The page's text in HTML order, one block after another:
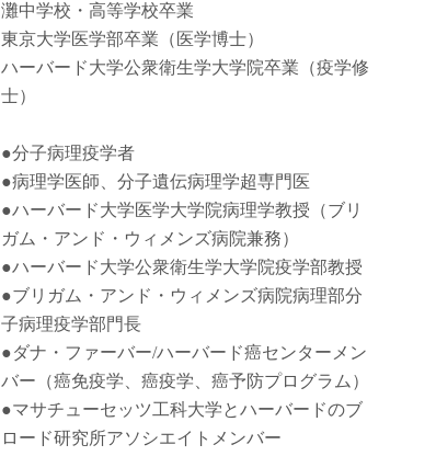
灘中学校・高等学校卒業
東京大学医学部卒業（医学博士）
ハーバード大学公衆衛生学大学院卒業（疫学修
士）
●分子病理疫学者
●病理学医師、分子遺伝病理学超専門医
●ハーバード大学医学大学院病理学教授（ブリ
ガム・アンド・ウィメンズ病院兼務）
●ハーバード大学公衆衛生学大学院疫学部教授
●ブリガム・アンド・ウィメンズ病院病理部分
子病理疫学部門長
●ダナ・ファーバー/ハーバード癌センターメン
バー（癌免疫学、 癌疫学、癌予防プログラム）
●マサチューセッツ工科大学とハーバードのブ
ロード研究所アソシエイトメンバー